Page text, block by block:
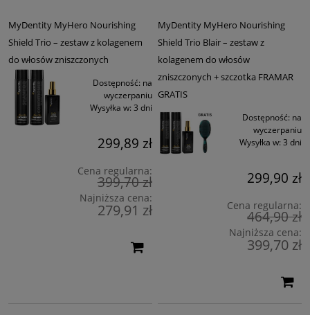
MyDentity MyHero Nourishing
Shield Trio – zestaw z kolagenem
do włosów zniszczonych
Dostępność: na
wyczerpaniu
Wysyłka w: 3 dni
299,89 zł
Cena regularna:
399,70 zł
Najniższa cena:
279,91 zł
MyDentity MyHero Nourishing
Shield Trio Blair – zestaw z
kolagenem do włosów
zniszczonych + szczotka FRAMAR
GRATIS
Dostępność: na
wyczerpaniu
Wysyłka w: 3 dni
299,90 zł
Cena regularna:
464,90 zł
Najniższa cena:
399,70 zł